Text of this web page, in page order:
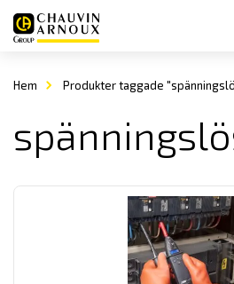
Hem Produkter taggade